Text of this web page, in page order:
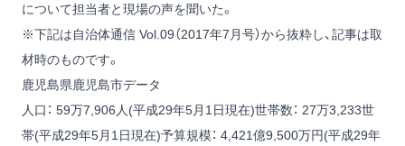
について担当者と現場の声を聞いた。
※下記は自治体通信 Vol.09（2017年7月号）から抜粋し、記事は取
材時のものです。
鹿児島県鹿児島市データ
人口： 59万7,906人(平成29年5月1日現在)世帯数： 27万3,233世
帯(平成29年5月1日現在)予算規模： 4,421億9,500万円(平成29年